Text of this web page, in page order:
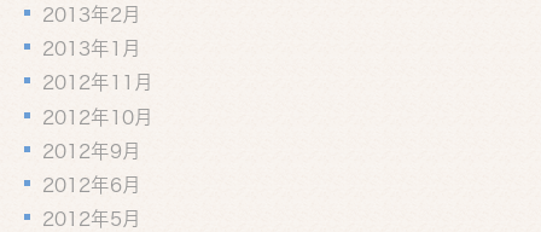
2013年2月
2013年1月
2012年11月
2012年10月
2012年9月
2012年6月
2012年5月